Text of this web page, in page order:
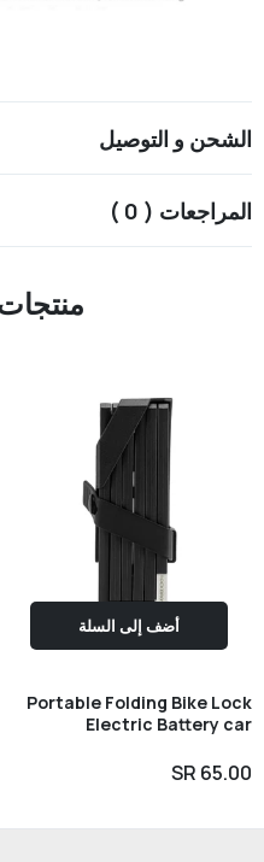
الشحن و التوصيل
المراجعات ( 0 )
أضف إلى السلة
Portable Folding Bike Lock
Electric Battery car
65.00 SR